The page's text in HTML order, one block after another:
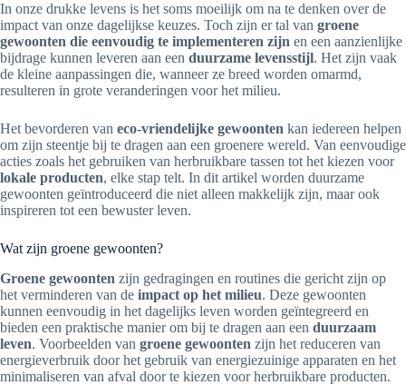
In onze drukke levens is het soms moeilijk om na te denken over de
impact van onze dagelijkse keuzes. Toch zijn er tal van groene
gewoonten die eenvoudig te implementeren zijn en een aanzienlijke
bijdrage kunnen leveren aan een duurzame levensstijl. Het zijn vaak
de kleine aanpassingen die, wanneer ze breed worden omarmd,
resulteren in grote veranderingen voor het milieu.
Het bevorderen van eco-vriendelijke gewoonten kan iedereen helpen
om zijn steentje bij te dragen aan een groenere wereld. Van eenvoudige
acties zoals het gebruiken van herbruikbare tassen tot het kiezen voor
lokale producten, elke stap telt. In dit artikel worden duurzame
gewoonten geïntroduceerd die niet alleen makkelijk zijn, maar ook
inspireren tot een bewuster leven.
Wat zijn groene gewoonten?
Groene gewoonten zijn gedragingen en routines die gericht zijn op
het verminderen van de impact op het milieu. Deze gewoonten
kunnen eenvoudig in het dagelijks leven worden geïntegreerd en
bieden een praktische manier om bij te dragen aan een duurzaam
leven. Voorbeelden van groene gewoonten zijn het reduceren van
energieverbruik door het gebruik van energiezuinige apparaten en het
minimaliseren van afval door te kiezen voor herbruikbare producten.